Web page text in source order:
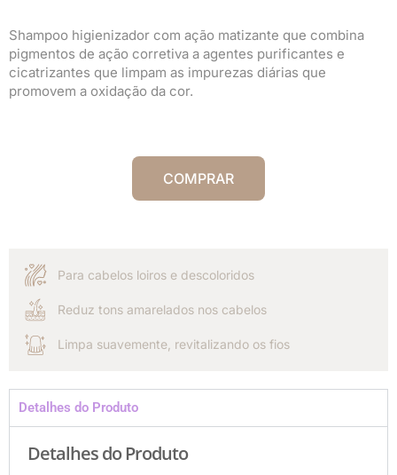
Shampoo higienizador com ação matizante que combina
pigmentos de ação corretiva a agentes purificantes e
cicatrizantes que limpam as impurezas diárias que
promovem a oxidação da cor.
COMPRAR
Para cabelos loiros e descoloridos
Reduz tons amarelados nos cabelos
Limpa suavemente, revitalizando os fios
Detalhes do Produto
Detalhes do Produto